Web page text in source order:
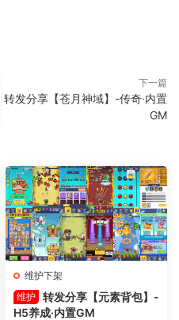
下一篇
转发分享【苍月神域】-传奇·内置
GM
维护下架
维护 转发分享【元素背包】-
H5养成·内置GM